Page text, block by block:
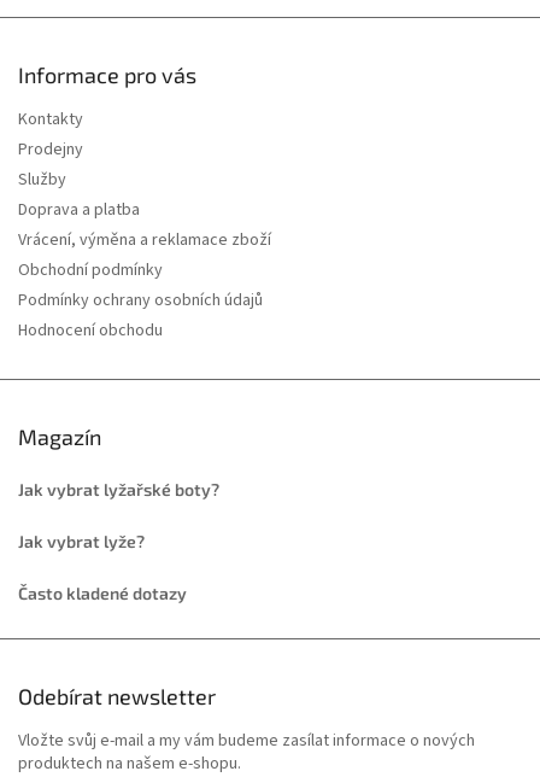
Informace pro vás
Kontakty
Prodejny
Služby
Doprava a platba
Vrácení, výměna a reklamace zboží
Obchodní podmínky
Podmínky ochrany osobních údajů
Hodnocení obchodu
Magazín
Jak vybrat lyžařské boty?
Jak vybrat lyže?
Často kladené dotazy
Odebírat newsletter
Vložte svůj e-mail a my vám budeme zasílat informace o nových
produktech na našem e-shopu.